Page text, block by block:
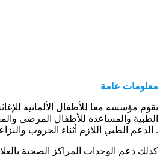
معلومات عامة
الطبية والمساعدة للأطفال المرضى
الدعم الطبي اللازم أثناء الحروب والنزاعات والكوارث .